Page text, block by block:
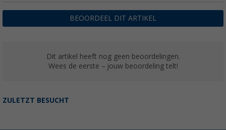
BEOORDEEL DIT ARTIKEL
Dit artikel heeft nog geen beoordelingen.
Wees de eerste – jouw beoordeling telt!
ZULETZT BESUCHT